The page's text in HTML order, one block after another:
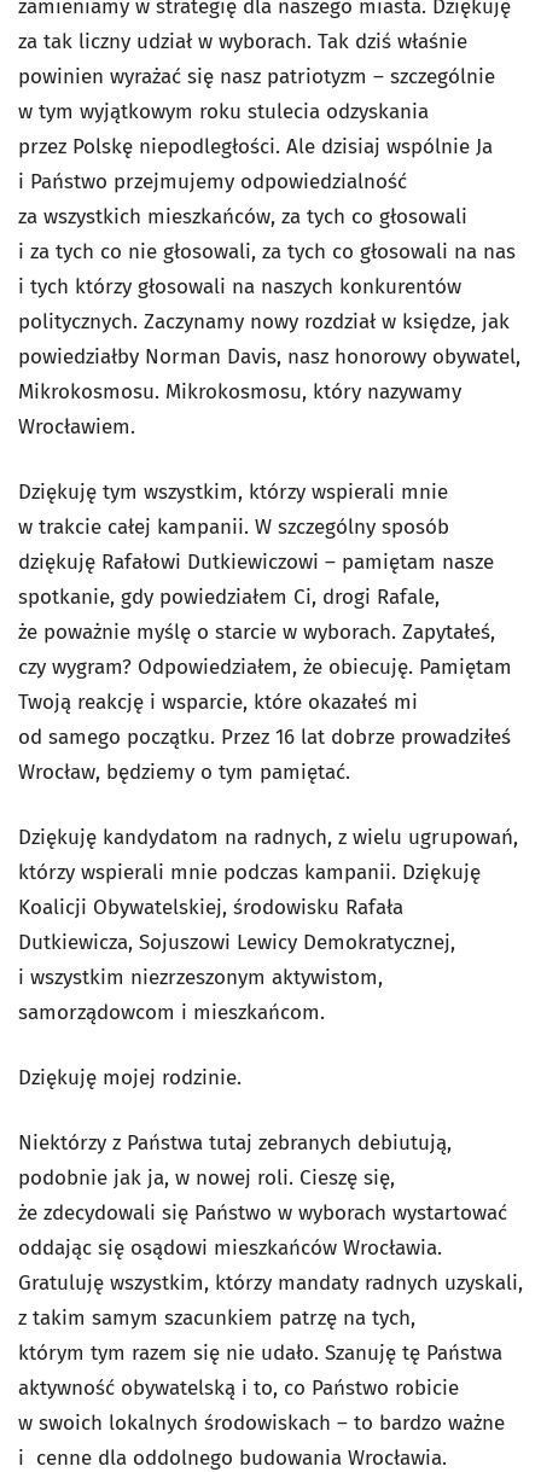
zamieniamy w strategię dla naszego miasta. Dziękuję
za tak liczny udział w wyborach. Tak dziś właśnie
powinien wyrażać się nasz patriotyzm – szczególnie
w tym wyjątkowym roku stulecia odzyskania
przez Polskę niepodległości. Ale dzisiaj wspólnie Ja
i Państwo przejmujemy odpowiedzialność
za wszystkich mieszkańców, za tych co głosowali
i za tych co nie głosowali, za tych co głosowali na nas
i tych którzy głosowali na naszych konkurentów
politycznych. Zaczynamy nowy rozdział w księdze, jak
powiedziałby Norman Davis, nasz honorowy obywatel,
Mikrokosmosu. Mikrokosmosu, który nazywamy
Wrocławiem.
Dziękuję tym wszystkim, którzy wspierali mnie
w trakcie całej kampanii. W szczególny sposób
dziękuję Rafałowi Dutkiewiczowi – pamiętam nasze
spotkanie, gdy powiedziałem Ci, drogi Rafale,
że poważnie myślę o starcie w wyborach. Zapytałeś,
czy wygram? Odpowiedziałem, że obiecuję. Pamiętam
Twoją reakcję i wsparcie, które okazałeś mi
od samego początku. Przez 16 lat dobrze prowadziłeś
Wrocław, będziemy o tym pamiętać.
Dziękuję kandydatom na radnych, z wielu ugrupowań,
którzy wspierali mnie podczas kampanii. Dziękuję
Koalicji Obywatelskiej, środowisku Rafała
Dutkiewicza, Sojuszowi Lewicy Demokratycznej,
i wszystkim niezrzeszonym aktywistom,
samorządowcom i mieszkańcom.
Dziękuję mojej rodzinie.
Niektórzy z Państwa tutaj zebranych debiutują,
podobnie jak ja, w nowej roli. Cieszę się,
że zdecydowali się Państwo w wyborach wystartować
oddając się osądowi mieszkańców Wrocławia.
Gratuluję wszystkim, którzy mandaty radnych uzyskali,
z takim samym szacunkiem patrzę na tych,
którym tym razem się nie udało. Szanuję tę Państwa
aktywność obywatelską i to, co Państwo robicie
w swoich lokalnych środowiskach – to bardzo ważne
i cenne dla oddolnego budowania Wrocławia.